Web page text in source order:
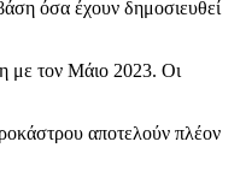
όσα έχουν δημοσιευθεί
με τον Μάιο 2023. Οι
αποτελούν πλέον